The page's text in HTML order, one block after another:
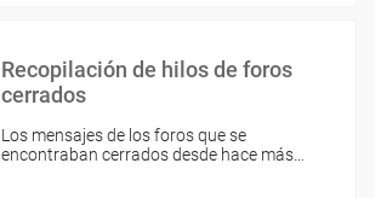
Recopilación de hilos de foros
cerrados
Los mensajes de los foros que se
encontraban cerrados desde hace más…